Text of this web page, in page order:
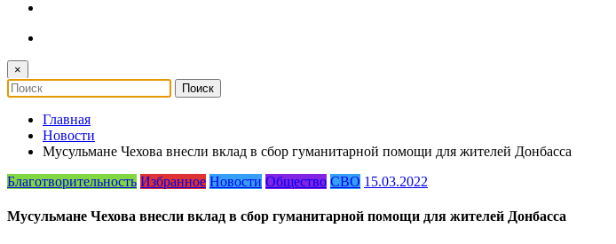
×
Главная
Новости
Мусульмане Чехова внесли вклад в сбор гуманитарной помощи для жителей Донбасса
Благотворительность Избранное Новости Общество СВО 15.03.2022
Мусульмане Чехова внесли вклад в сбор гуманитарной помощи для жителей Донбасса